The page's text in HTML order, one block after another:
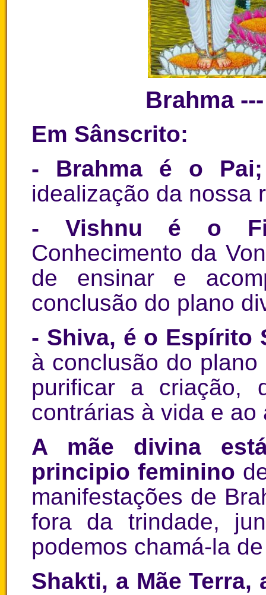
Brahma
Em Sânscrito:
- Brahma é o
idealização da nossa
- Vishnu é o
Conhecimento da
de ensinar e
conclusão do plano
- Shiva, é o Espírito
à conclusão do
purificar a criação,
contrárias à vida e ao
A mãe divina
principio feminino
manifestações de
fora da trindade,
podemos chamá-la
Shakti, a Mãe Terra,